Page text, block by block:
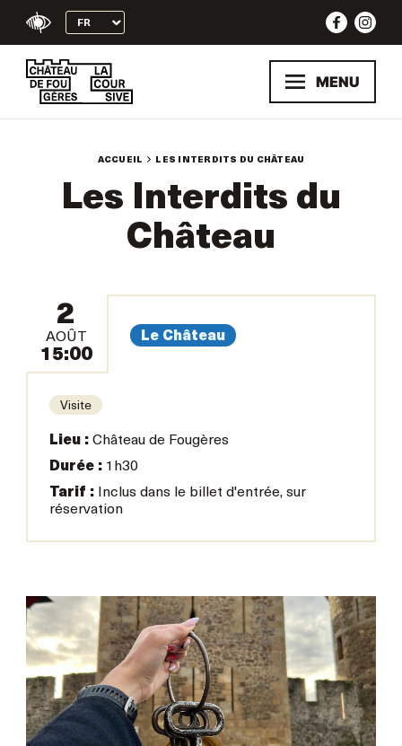
MENU
ACCUEIL LES INTERDITS DU CHÂTEAU
Les Interdits du
Château
2
AOÛT
15:00
Le Château
Visite
Lieu :Château de Fougères
Durée :1h30
Tarif :Inclus dans le billet d'entrée, sur
réservation